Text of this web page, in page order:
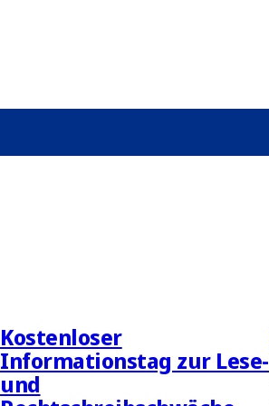
Kostenloser
Informationstag zur Lese-
und